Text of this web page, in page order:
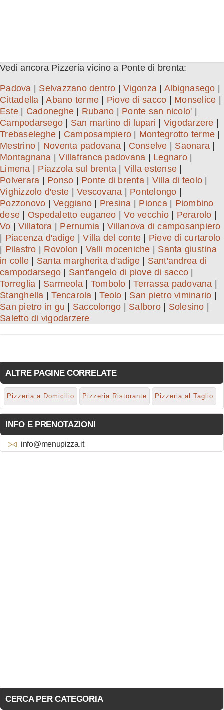
Vedi ancora Pizzeria vicino a Ponte di brenta:
Padova Selvazzano dentro |Vigonza Albignasego
Cittadella |Abano terme Piove di sacco Monselice
Este
Cadoneghe Rubano Ponte san nicolo'
Campodarsego
San martino di lupari Vigodarzere
Trebaseleghe
Camposampiero Montegrotto terme
Mestrino
Noventa padovana| Conselve Saonara
Montagnana |Villafranca padovana Legnaro|
Limena
Piazzola sul brenta Villa estense
Polverara
Ponso Ponte di brenta| Villa di teolo
Vighizzolo d'este
Vescovana Pontelongo
Pozzonovo
Veggiano Presina Pionca| Piombino
dese
Ospedaletto euganeo |Vo vecchio| Perarolo
Vo |Villatora Pernumia
Villanova di camposanpiero
Piacenza d'adige |Villa del conte
Pieve di curtarolo
Pilastro Rovolon Valli moceniche
Santa giustina
in colle
Santa margherita d'adige| Sant'andrea di
campodarsego
Sant'angelo di piove di sacco
Torreglia
Sarmeola Tombolo |Terrassa padovana
Stanghella |Tencarola |Teolo San pietro viminario
San pietro in gu
Saccolongo Salboro| Solesino
Saletto di vigodarzere
ALTRE PAGINE CORRELATE
Pizzeria a Domicilio Pizzeria Ristorante Pizzeria al Taglio
INFO E PRENOTAZIONI
info@menupizza.it
CERCA PER CATEGORIA